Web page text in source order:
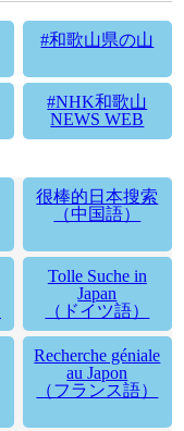
#和歌山県の山
#NHK和歌山
NEWS WEB
很棒的日本搜索
（中国語）
Tolle Suche in
Japan
（ドイツ語）
Recherche géniale
au Japon
（フランス語）